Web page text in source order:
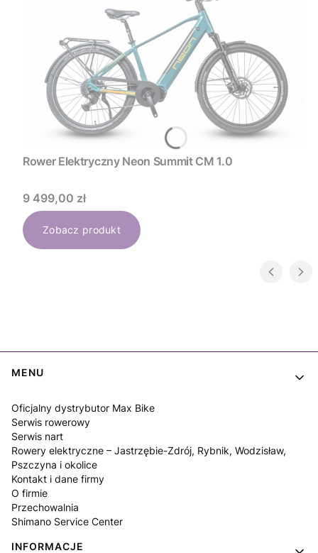
Rower Elektryczny Neon Summit CM 1.0
Cena
9 499,00 zł
Zobacz produkt
Linki w stopce
MENU
Oficjalny dystrybutor Max Bike
Serwis rowerowy
Serwis nart
Rowery elektryczne – Jastrzębie-Zdrój, Rybnik, Wodzisław,
Pszczyna i okolice
Kontakt i dane firmy
O firmie
Przechowalnia
Shimano Service Center
INFORMACJE